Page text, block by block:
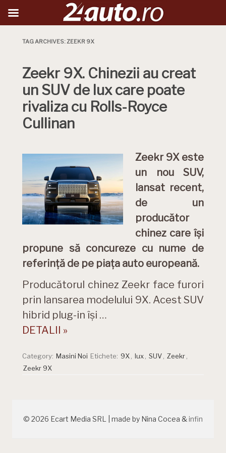
TAG ARCHIVES:ZEEKR 9X
Zeekr 9X. Chinezii au creat
un SUV de lux care poate
rivaliza cu Rolls-Royce
Cullinan
Zeekr 9X este
un nou SUV,
lansat recent,
de un
producător
chinez care își
propune să concureze cu nume de
referință de pe piața auto europeană.
Producătorul chinez Zeekr face furori
prin lansarea modelului 9X. Acest SUV
hibrid plug-in își …
DETALII »
Category: Masini Noi Etichete: 9X lux SUV Zeekr
Zeekr 9X
© 2026 Ecart Media SRL | made by Nina Cocea &infin